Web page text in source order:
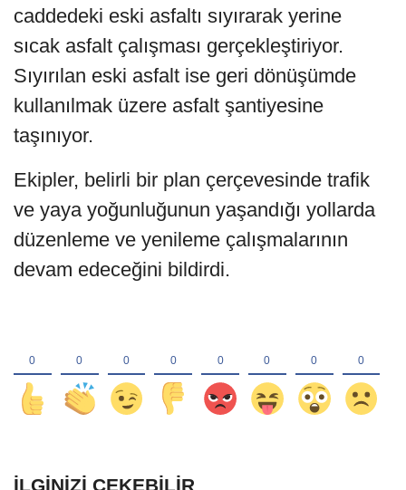
caddedeki eski asfaltı sıyırarak yerine
sıcak asfalt çalışması gerçekleştiriyor.
Sıyırılan eski asfalt ise geri dönüşümde
kullanılmak üzere asfalt şantiyesine
taşınıyor.
Ekipler, belirli bir plan çerçevesinde trafik
ve yaya yoğunluğunun yaşandığı yollarda
düzenleme ve yenileme çalışmalarının
devam edeceğini bildirdi.
İLGINIZI ÇEKEBILIR